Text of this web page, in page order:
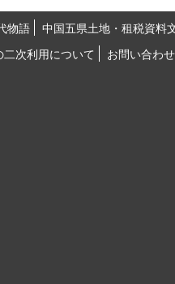
物語
中国五県土地・租税資料
次利用について
お問い合わせ